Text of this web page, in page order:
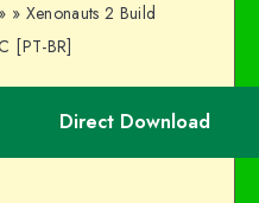
» » Xenonauts 2 Build
[PT-BR]
Direct Download